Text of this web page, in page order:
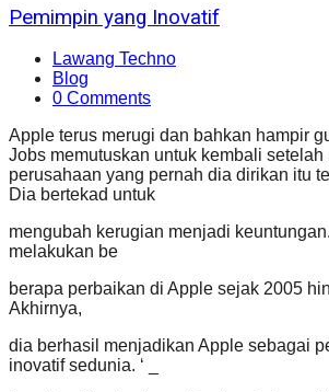
Pemimpin yang Inovatif
Lawang Techno
Blog
0 Comments
Apple terus merugi dan bahkan hampir
Jobs memutuskan untuk kembali setelah
perusahaan yang pernah dia dirikan itu
Dia bertekad untuk
mengubah kerugian menjadi
melakukan be
berapa perbaikan di Apple sejak 2005
Akhirnya,
dia berhasil menjadikan Apple sebagai
inovatif sedunia. ‘ _